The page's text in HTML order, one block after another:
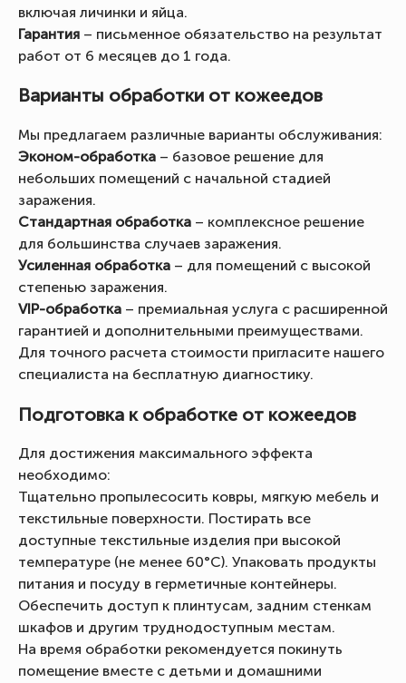
включая личинки и яйца.
Гарантия – письменное обязательство на результат
работ от 6 месяцев до 1 года.
Варианты обработки от кожеедов
Мы предлагаем различные варианты обслуживания:
Эконом-обработка – базовое решение для
небольших помещений с начальной стадией
заражения.
Стандартная обработка – комплексное решение
для большинства случаев заражения.
Усиленная обработка – для помещений с высокой
степенью заражения.
VIP-обработка – премиальная услуга с расширенной
гарантией и дополнительными преимуществами.
Для точного расчета стоимости пригласите нашего
специалиста на бесплатную диагностику.
Подготовка к обработке от кожеедов
Для достижения максимального эффекта
необходимо:
Тщательно пропылесосить ковры, мягкую мебель и
текстильные поверхности. Постирать все
доступные текстильные изделия при высокой
температуре (не менее 60°C). Упаковать продукты
питания и посуду в герметичные контейнеры.
Обеспечить доступ к плинтусам, задним стенкам
шкафов и другим труднодоступным местам.
На время обработки рекомендуется покинуть
помещение вместе с детьми и домашними